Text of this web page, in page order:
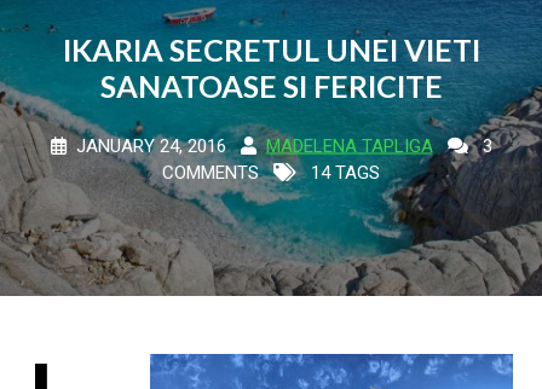
IKARIA SECRETUL UNEI VIETI
SANATOASE SI FERICITE
JANUARY 24, 2016 MADELENA TAPLIGA
3
COMMENTS
14 TAGS